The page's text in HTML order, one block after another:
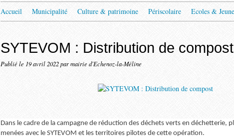
Accueil Municipalité Culture & patrimoine Périscolaire Ecoles &
SYTEVOM : Distribution de compost
Publié le 19 avril 2022par mairie d'Echenoz-la-Méline
Dans le cadre de la campagne de réduction des déchets verts en déchetterie,
menées avec le SYTEVOM et les territoires pilotes de cette opération.